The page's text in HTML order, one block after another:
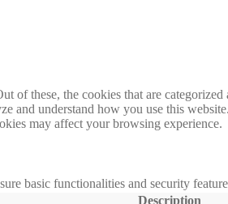
these, the cookies that are categorized
and understand how you use this
may affect your browsing experience.
basic functionalities and security
Description